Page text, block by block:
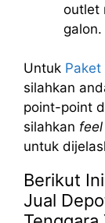
outlet
galon.
Untuk Paket
silahkan
point-point
silahkan
untuk
Berikut
Jual